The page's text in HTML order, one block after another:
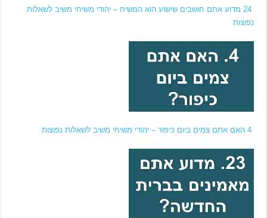
24 מדוע אתם חושבים שישוע הוא המשיח – יהודי משיחי משיב לשאלות
נפוצות
4 האם אתם צמים ביום כיפור – יהודי משיחי משיב לשאלות נפוצות